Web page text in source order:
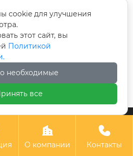
промышленные вакуумные
Следующий

О компании

Контакты
cookie для улучшения
этот сайт, вы
Политикой
необходимые
все